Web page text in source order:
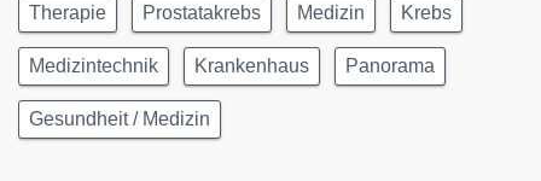
Therapie Prostatakrebs Medizin Krebs
Medizintechnik Krankenhaus Panorama
Gesundheit / Medizin